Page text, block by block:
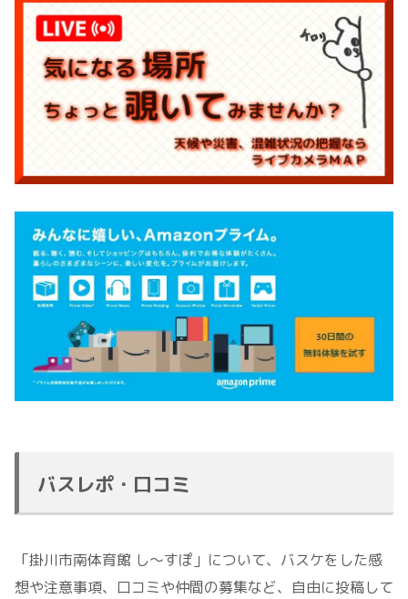
バスレポ・口コミ
「掛川市南体育館 し～すぽ」について、バスケをした感
想や注意事項、口コミや仲間の募集など、自由に投稿して